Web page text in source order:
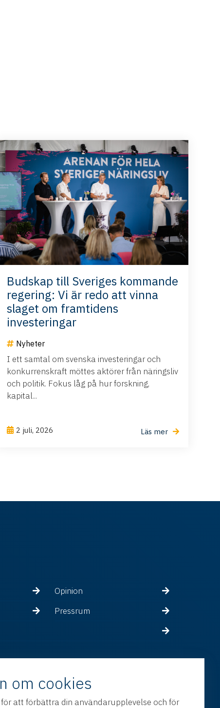
Budskap till Sveriges kommande
regering: Vi är redo att vinna
slaget om framtidens
investeringar
Nyheter
I ett samtal om svenska investeringar och
konkurrenskraft möttes aktörer från näringsliv
och politik. Fokus låg på hur forskning,
kapital...
2 juli, 2026 Läs mer
Opinion
Pressrum
om cookies
för att förbättra din användarupplevelse och för